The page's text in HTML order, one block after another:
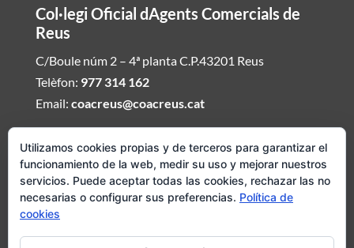
Col·legi Oficial dAgents Comercials de
Reus
C/Boule núm 2 – 4ª planta C.P.43201 Reus
Telèfon: 977 314 162
Email: coacreus@coacreus.cat
Horari del Col·legi dAgents Comercials
De dilluns a divendres de 16:00h a 19:30h
Si desitjeu ser atesos fora daquest envieu mail demanat hora i
Utilizamos cookies propias y de terceros para garantizar el
funcionamiento de la web, medir su uso y mejorar nuestros
servicios. Puede aceptar todas las cookies, rechazar las no
necesarias o configurar sus preferencias. Política de
cookies